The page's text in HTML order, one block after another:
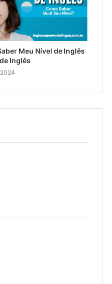
Meu Nível de Inglês
de Inglês